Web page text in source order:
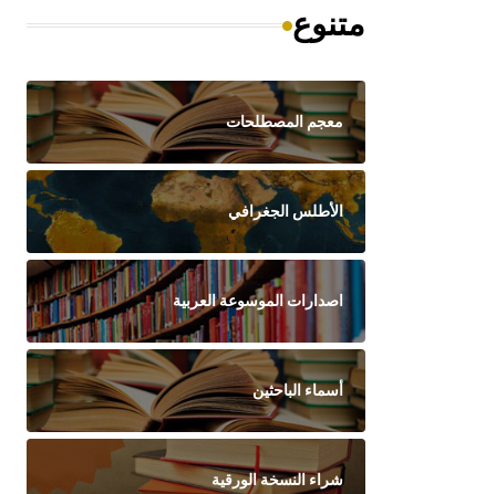
متنوع
معجم المصطلحات
الأطلس الجغرافي
اصدارات الموسوعة العربية
أسماء الباحثين
شراء النسخة الورقية